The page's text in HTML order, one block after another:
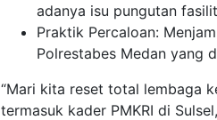
adanya isu pungutan
Praktik Percaloan:
Polrestabes Medan yang
“Mari kita reset total lembaga
termasuk kader PMKRI di